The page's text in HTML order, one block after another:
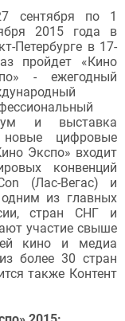
сентября по 1
2015 года в
Петербурге в 17-
пройдет «Кино
- ежегодный
и выставка
новые цифровые
Экспо» входит
конвенций
(Лас-Вегас) и
одним из главных
стран СНГ и
участие свыше
кино и медиа
более 30 стран
также Контент